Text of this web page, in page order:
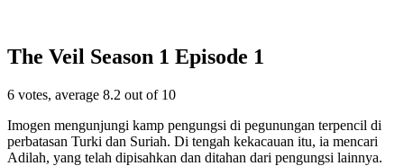
The Veil Season 1 Episode 1
6 votes, average 8.2 out of 10
Imogen mengunjungi kamp pengungsi di pegunungan terpencil di
perbatasan Turki dan Suriah. Di tengah kekacauan itu, ia mencari
Adilah, yang telah dipisahkan dan ditahan dari pengungsi lainnya.